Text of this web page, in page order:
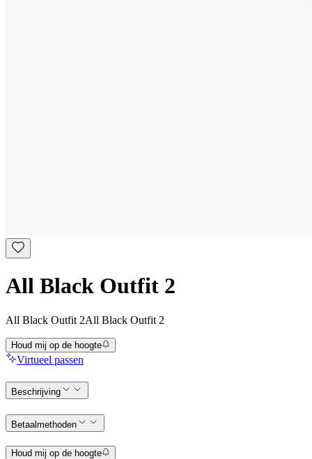
All Black Outfit 2
All Black Outfit 2All Black Outfit 2
Houd mij op de hoogte
Virtueel passen
Beschrijving
Betaalmethoden
Houd mij op de hoogte